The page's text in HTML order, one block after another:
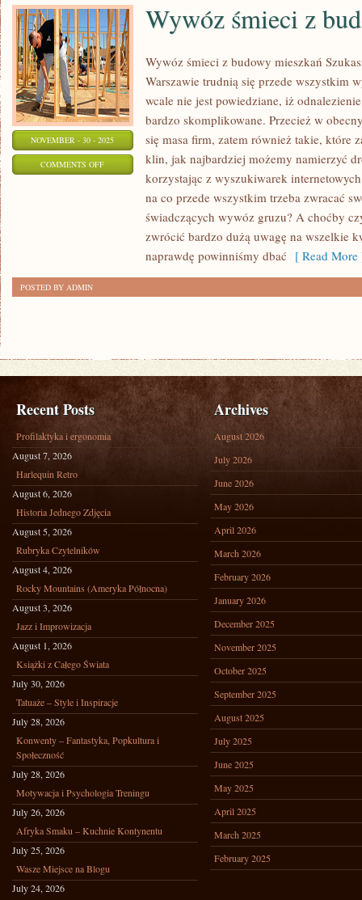
NOVEMBER - 30 - 2025
COMMENTS OFFON
Wywóz śmieci z
Wywóz śmieci z budowy mieszkań
Warszawie trudnią się przede wszystkim
wcale nie jest powiedziane, iż
bardzo skomplikowane. Przecież w
się masa firm, zatem również takie, które
klin, jak najbardziej możemy namierzyć
korzystając z wyszukiwarek
na co przede wszystkim trzeba zwracać
świadczących wywóz gruzu? A choćby
zwrócić bardzo dużą uwagę na wszelkie
naprawdę powinniśmy dbać [ Read More
POSTED BY ADMIN
Recent Posts
Profilaktyka i ergonomia
August 7, 2026
Harlequin Retro
August 6, 2026
Historia Jednego Zdjęcia
August 5, 2026
Rubryka Czytelników
August 4, 2026
Rocky Mountains (Ameryka Północna)
August 3, 2026
Jazz i Improwizacja
August 1, 2026
Książki z Całego Świata
July 30, 2026
Tatuaże – Style i Inspiracje
July 28, 2026
Konwenty – Fantastyka, Popkultura i
Społeczność
July 28, 2026
Motywacja i Psychologia Treningu
July 26, 2026
Afryka Smaku – Kuchnie Kontynentu
July 25, 2026
Wasze Miejsce na Blogu
July 24, 2026
Archives
August 2026
July 2026
June 2026
May 2026
April 2026
March 2026
February 2026
January 2026
December 2025
November 2025
October 2025
September 2025
August 2025
July 2025
June 2025
May 2025
April 2025
March 2025
February 2025